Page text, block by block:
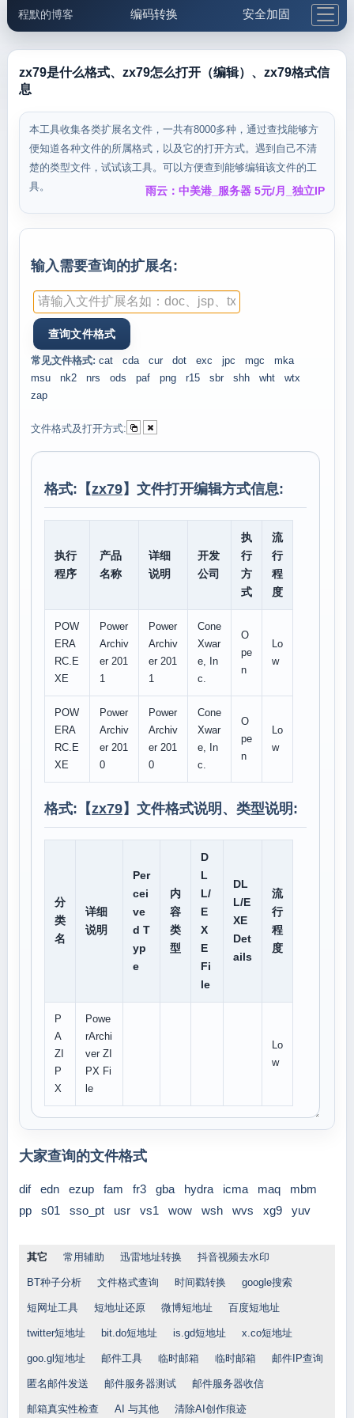
程默的博客 编码转换 安全加固
邮件工具 生活便民 更多工具
zx79是什么格式、zx79怎么打开（编辑）、zx79格式信
息
本工具收集各类扩展名文件，一共有8000多种，通过查找能够方
便知道各种文件的所属格式，以及它的打开方式。遇到自己不清
楚的类型文件，试试该工具。可以方便查到能够编辑该文件的工
具。
雨云：中美港_服务器 5元/月_独立IP
输入需要查询的扩展名:
常见文件格式: cat cda cur dot exc jpc mgc
mka
msu
nk2 nrs ods paf png r15 sbr shh wht
wtx
zap
文件格式及打开方式:
格式:【zx79】文件打开编辑方式信息:
执行
程序
产品
名称
详细
说明
开发
公司
执
行
方
式
流
行
程
度
POW
ERA
RC.E
XE
Power
Archiv
er 201
1
Power
Archiv
er 201
1
Cone
Xwar
e, In
c.
O
pe
n
Lo
w
POW
ERA
RC.E
XE
Power
Archiv
er 201
0
Power
Archiv
er 201
0
Cone
Xwar
e, In
c.
O
pe
n
Lo
w
格式:【zx79】文件格式说明、类型说明:
分
类
名
详细
说明
Per
cei
ve
d T
yp
e
内
容
类
型
D
L
L/
E
X
E
Fi
le
DL
L/E
XE
Det
ails
流
行
程
度
P
A
ZI
P
X
Powe
rArchi
ver ZI
PX Fi
le
Lo
w
大家查询的文件格式
dif edn ezup fam fr3 gba hydra icma maq
mbm
pp
s01 sso_pt usr vs1 wow wsh wvs xg9 yuv
其它 常用辅助 迅雷地址转换 抖音视频去水印
BT种子分析 文件格式查询 时间戳转换 google搜索
短网址工具 短地址还原 微博短地址 百度短地址
twitter短地址 bit.do短地址 is.gd短地址 x.co短地址
goo.gl短地址 邮件工具 临时邮箱 临时邮箱 邮件IP查询
匿名邮件发送 邮件服务器测试 邮件服务器收信
邮箱真实性检查 AI 与其他 清除AI创作痕迹